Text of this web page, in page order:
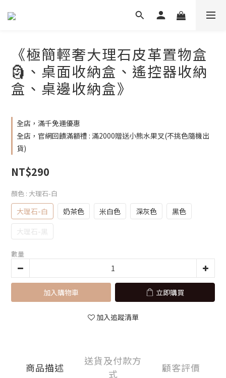
《極簡輕奢大理石皮革置物盒
🗿、桌面收納盒、遙控器收納
盒、桌邊收納盒》
全店，滿千免運優惠
全店，官網回饋滿額禮 : 滿2000贈送小熊水果叉(不挑色隨機出
貨)
NT$290
顏色 : 大理石-白
大理石-白 奶茶色 米白色 深灰色
黑色
大理石-黑
數量
加入購物車 立即購買
加入追蹤清單
商品描述
送貨及付款方
式
顧客評價